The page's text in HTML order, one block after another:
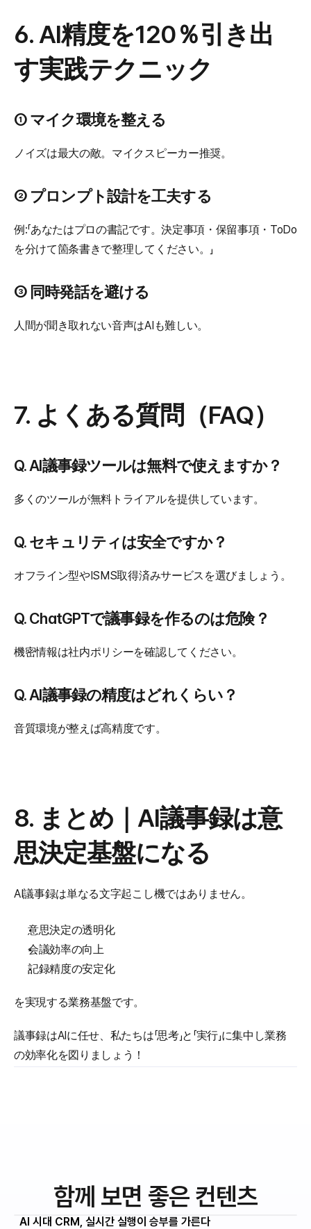
6. AI精度を120％引き出
す実践テクニック
① マイク環境を整える
ノイズは最大の敵。マイクスピーカー推奨。
② プロンプト設計を工夫する
例:「あなたはプロの書記です。決定事項・保留事項・ToDo
を分けて箇条書きで整理してください。」
③ 同時発話を避ける
人間が聞き取れない音声はAIも難しい。
7. よくある質問（FAQ）
Q. AI議事録ツールは無料で使えますか？
多くのツールが無料トライアルを提供しています。
Q. セキュリティは安全ですか？
オフライン型やISMS取得済みサービスを選びましょう。
Q. ChatGPTで議事録を作るのは危険？
機密情報は社内ポリシーを確認してください。
Q. AI議事録の精度はどれくらい？
音質環境が整えば高精度です。
8. まとめ｜AI議事録は意
思決定基盤になる
AI議事録は単なる文字起こし機ではありません。
意思決定の透明化
会議効率の向上
記録精度の安定化
を実現する業務基盤です。
議事録はAIに任せ、私たちは「思考」と「実行」に集中し業務
の効率化を図りましょう！
함께 보면 좋은 컨텐츠
AI 시대 CRM, 실시간 실행이 승부를 가른다